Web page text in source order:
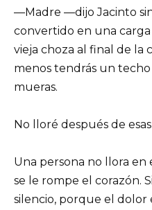
—Madre —dijo Jacinto
convertido en una
vieja choza al final de la
menos tendrás un
mueras.
No lloré después de
Una persona no llora
se le rompe el corazón.
silencio, porque el dolor